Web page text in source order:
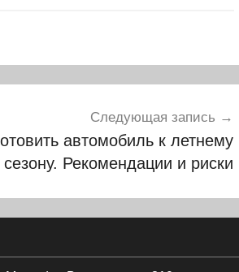
Следующая запись
автомобиль к летнему
сезону. Рекомендации и риски